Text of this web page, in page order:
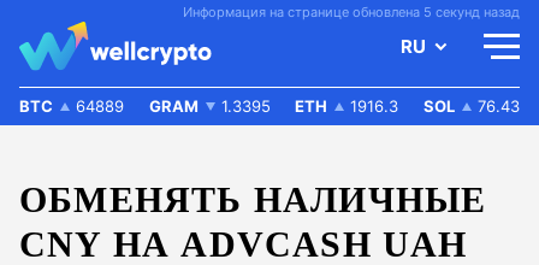
Информация на странице обновлена 5 секунд назад
RU
BTC 64889 GRAM 1.3395 ETH 1916.3 SOL 76.43
ОБМЕНЯТЬ НАЛИЧНЫЕ
CNY НА ADVCASH UAH